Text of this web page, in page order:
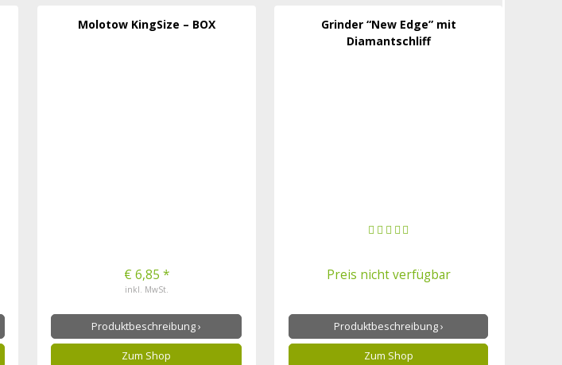
Molotow KingSize – BOX
€ 6,85 *
inkl. MwSt.
Produktbeschreibung ›
Zum Shop
Grinder “New Edge” mit
Diamantschliff
Preis nicht verfügbar
Produktbeschreibung ›
Zum Shop